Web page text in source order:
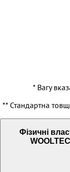
* Вагу
** Стандартна
Фізичні